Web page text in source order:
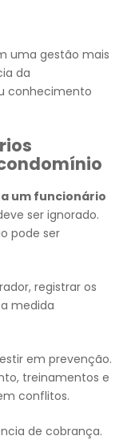
uma gestão mais
da
conhecimento
um funcionário
ser ignorado.
pode ser
registrar os
medida
em prevenção.
treinamentos e
conflitos.
de cobrança.